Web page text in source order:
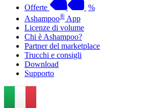
Offerte
%
Ashampoo® App
Licenze di volume
Chi è Ashampoo?
Partner del marketplace
Trucchi e consigli
Download
Supporto